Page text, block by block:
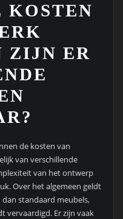
KOSTEN
ZIJN ER
de kosten van
van verschillende
van het ontwerp
Over het algemeen geldt
standaard meubels,
vervaardigd. Er zijn vaak